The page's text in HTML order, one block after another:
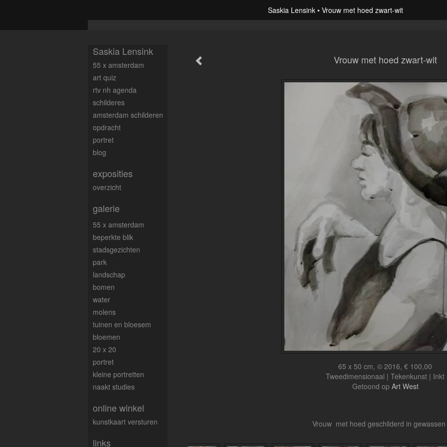
Saskia Lensink Vrouw met hoed zwart-wit
Vrouw met hoed zwart-wit
65 x 50 cm, © 2016, € 100,00
Tweedimensionaal | Tekenkunst | Inkt
Getoond op Art West
Vrouw met hoed geschilderd in gewassen
Saskia Lensink
55 x amsterdam
art quiz
rtv nh agenda
schilderes
amsterdam schilderen
opdracht
portret
blog
exposities
overzicht
galerie
55 x amsterdam
beperkte blik
stadsgezichten
park
landschap
bomen
water
molens
tuinen en bloesem
bloemen
20 x 20
portret
kleine portretten
naakt studies
online winkel
kunstkaart versturen
links